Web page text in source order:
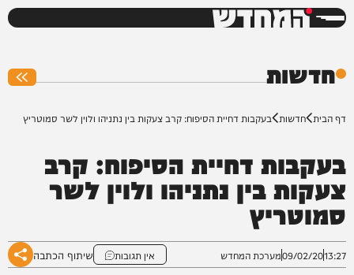
המחדש
חדשות
דף הבית חדשות בעקבות דחיית הסיפוח: קרב צעקות בין נתניהו ולוין לשר סמוטריץ
בעקבות דחיית הסיפוח: קרב
צעקות בין נתניהו ולוין לשר
סמוטריץ
13:27
09/02/20מערכת המחדש אין תגובות שיתוף הכתבה